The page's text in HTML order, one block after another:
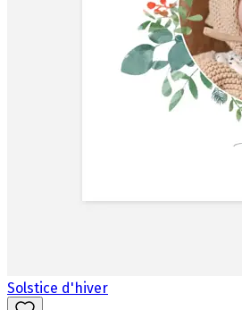
Solstice d'hiver